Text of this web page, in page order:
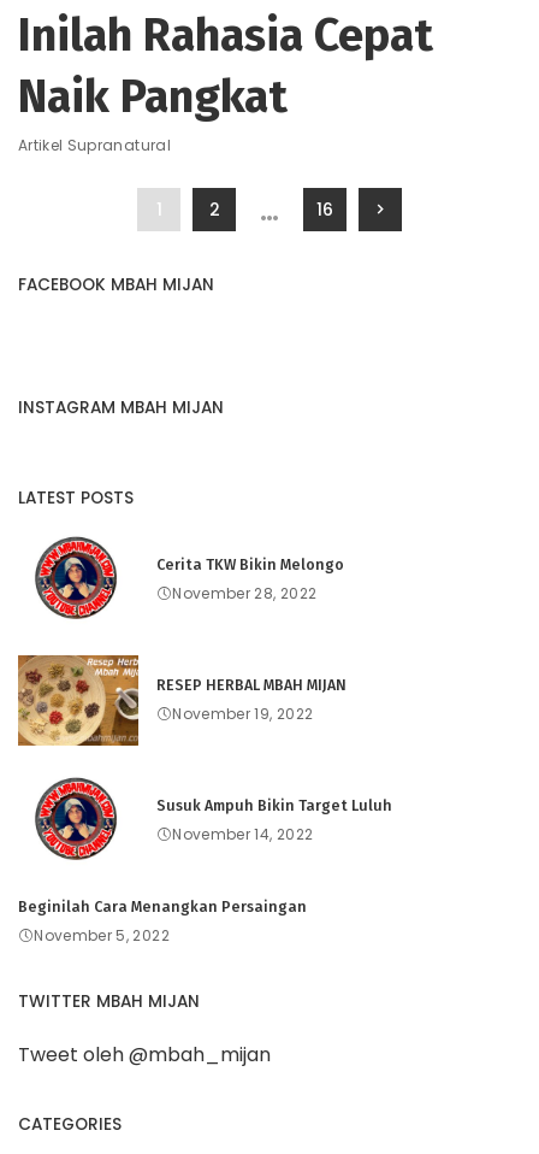
Inilah Rahasia Cepat
Naik Pangkat
Artikel Supranatural
1 2 … 16
FACEBOOK MBAH MIJAN
INSTAGRAM MBAH MIJAN
LATEST POSTS
Cerita TKW Bikin Melongo
November 28, 2022
RESEP HERBAL MBAH MIJAN
November 19, 2022
Susuk Ampuh Bikin Target Luluh
November 14, 2022
Beginilah Cara Menangkan Persaingan
November 5, 2022
TWITTER MBAH MIJAN
Tweet oleh @mbah_mijan
CATEGORIES